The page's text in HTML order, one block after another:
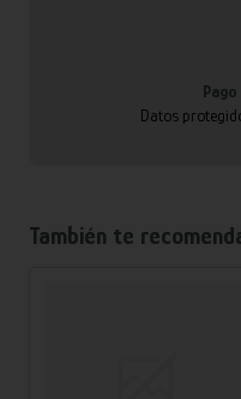
Datos
También te